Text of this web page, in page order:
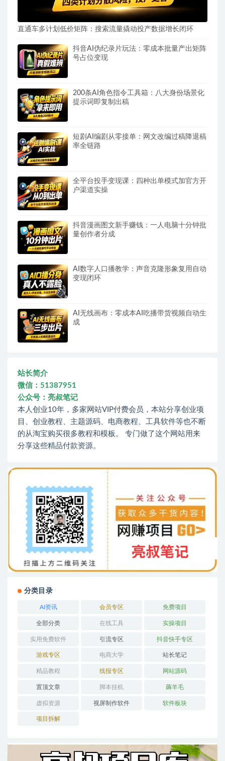
直通车多计划低价矩阵：搜索流量撬动投产数据增长闭环
抖音AI伪纪录片玩法：零成本批量产出矩阵
号占位变现
200条AI角色指令工具箱：八大身份场景化
提示词即复制出稿
短剧AI编剧从零接单：网文改编过稿降退稿
率全链路
全平台投手变现课：四种出单模式加官方开
户渠道实操
抖音漫画图文新手赚钱：一人电脑十分钟批
量创作者分成
AI数字人口播教学：声音克隆形象复用自动
变现闭环
AI无线画布：零成本AI吃播带货视频自动生
成
站长简介
微信：51387951
公众号：亮叔笔记
本人创业10年，多家网站VIP付费会员，本站分享创业项
目、创业教程、主题源码、电商教程、工具软件等也不断
的从淘宝购买很多教程和模板。 专门做了这个网站用来
分享这些精品付款资源。
分类目录
AI资讯 会员专区 免费项目
全部分类 在线工具 实操项目
实用免费软件 引流专区 抖音快手专区
游戏专区 电商大学 站长笔记
精品教程 线报专区 网站源码
置顶文章 脚本挂机 薅羊毛
虚拟资源 视屏制作软件 软件板块
项目拆解